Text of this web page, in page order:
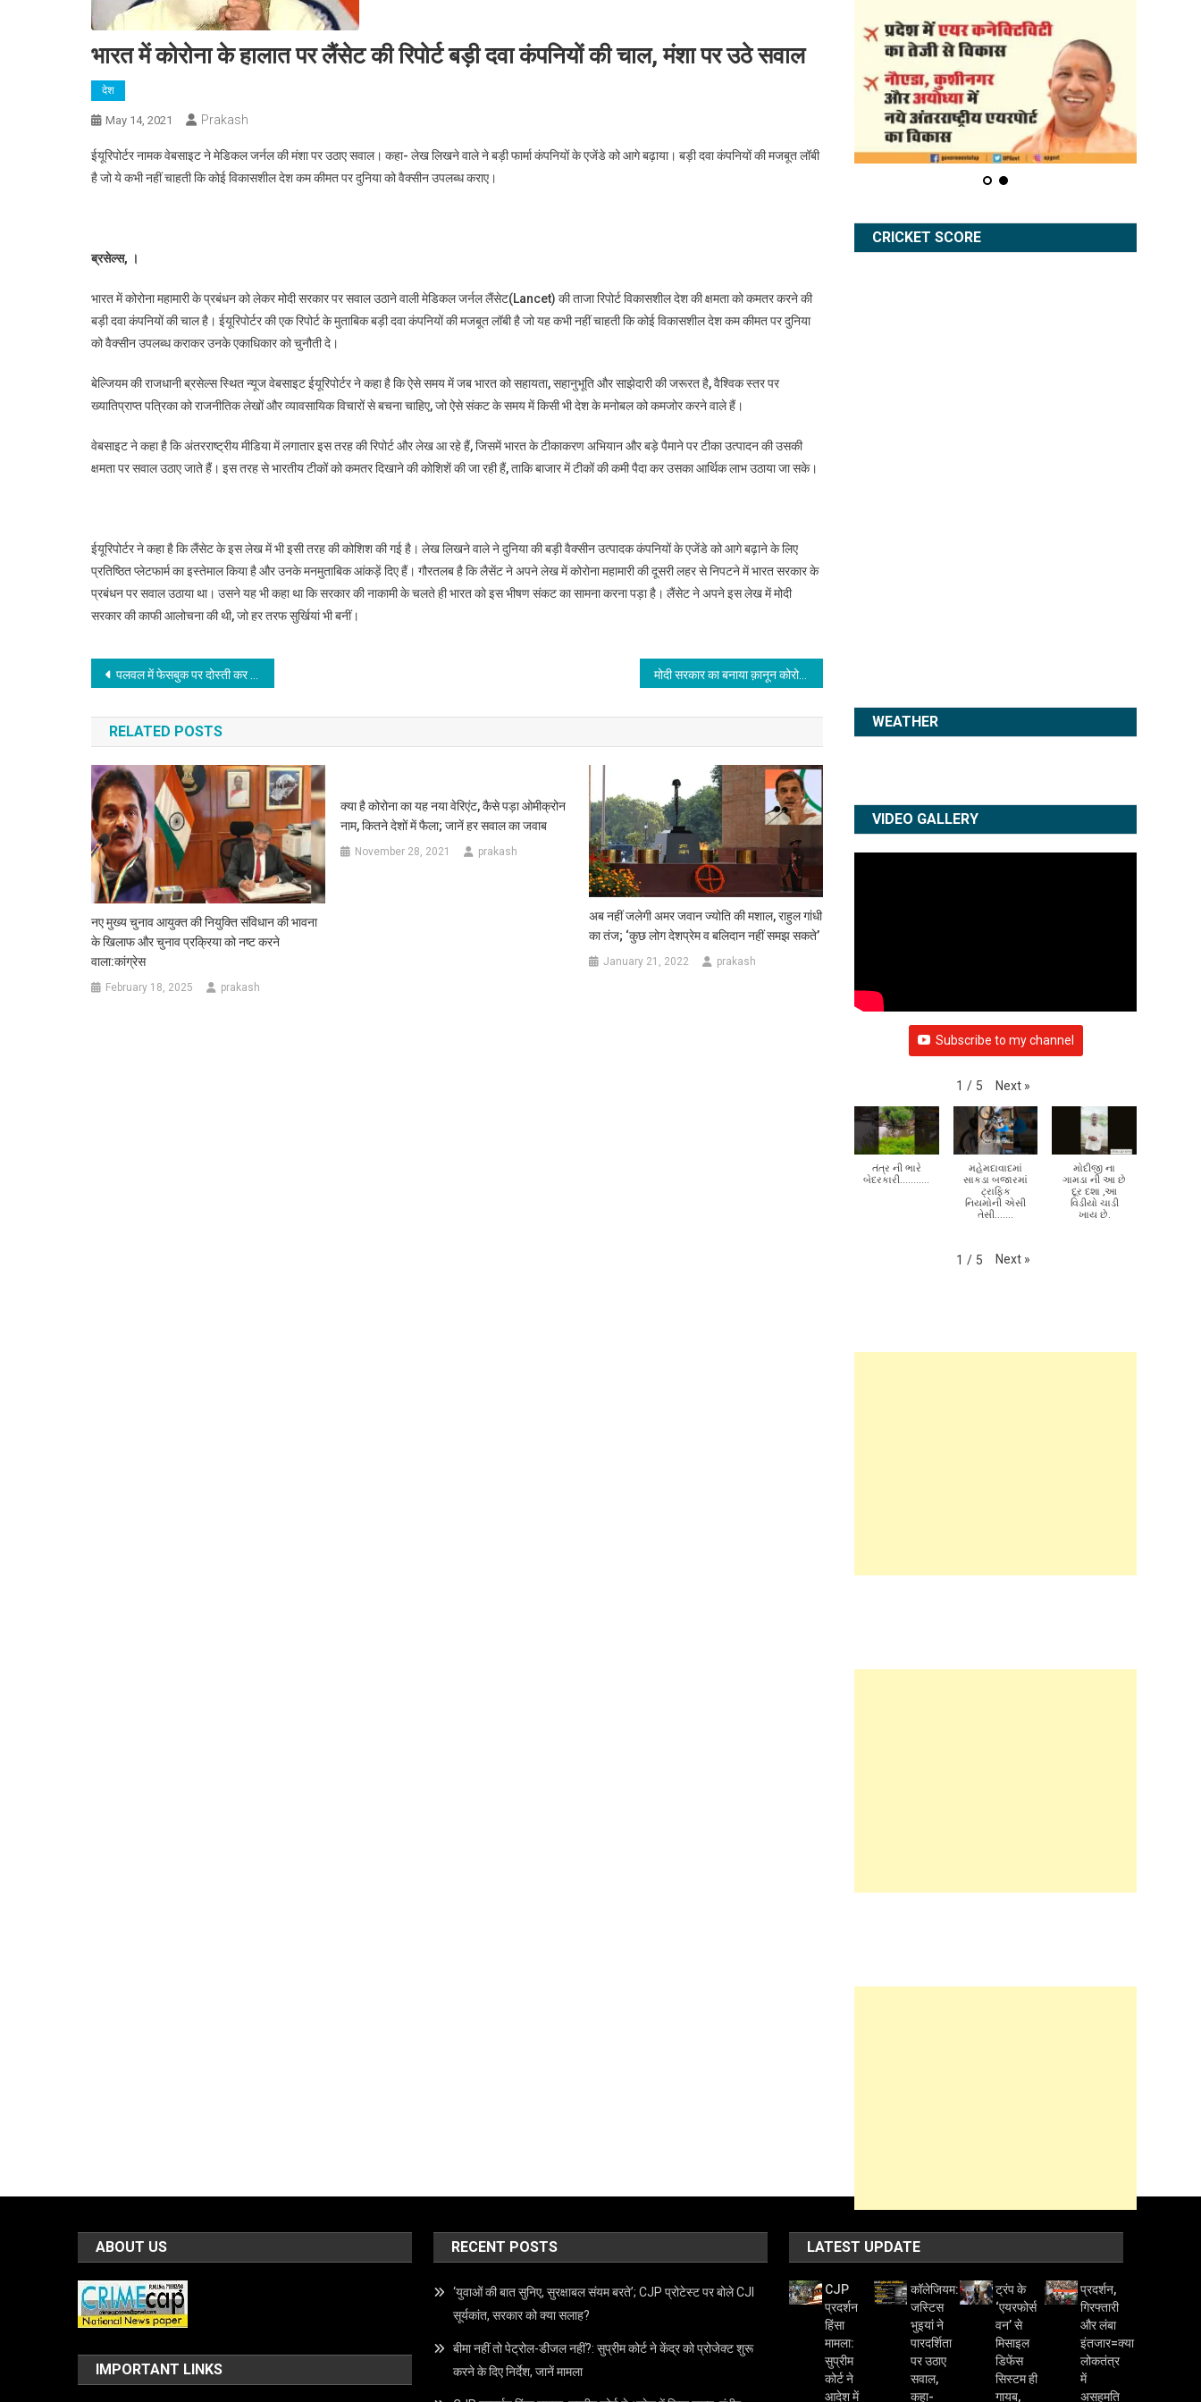
भारत में कोरोना के हालात पर लैंसेट की रिपोर्ट बड़ी दवा कंपनियों की चाल, मंशा पर उठे सवाल
देश
May 14, 2021 Prakash
ईयूरिपोर्टर नामक वेबसाइट ने मेडिकल जर्नल की मंशा पर उठाए सवाल। कहा- लेख लिखने वाले ने बड़ी फार्मा कंपनियों के एजेंडे को आगे बढ़ाया। बड़ी दवा कंपनियों की मजबूत लॉबी
है जो ये कभी नहीं चाहती कि कोई विकासशील देश कम कीमत पर दुनिया को वैक्सीन उपलब्ध कराए।
ब्रसेल्स, ।
भारत में कोरोना महामारी के प्रबंधन को लेकर मोदी सरकार पर सवाल उठाने वाली मेडिकल जर्नल लैंसेट(Lancet) की ताजा रिपोर्ट विकासशील देश की क्षमता को कमतर करने की
बड़ी दवा कंपनियों की चाल है। ईयूरिपोर्टर की एक रिपोर्ट के मुताबिक बड़ी दवा कंपनियों की मजबूत लॉबी है जो यह कभी नहीं चाहती कि कोई विकासशील देश कम कीमत पर दुनिया
को वैक्सीन उपलब्ध कराकर उनके एकाधिकार को चुनौती दे।
बेल्जियम की राजधानी ब्रसेल्स स्थित न्यूज वेबसाइट ईयूरिपोर्टर ने कहा है कि ऐसे समय में जब भारत को सहायता, सहानुभूति और साझेदारी की जरूरत है, वैश्विक स्तर पर
ख्यातिप्राप्त पत्रिका को राजनीतिक लेखों और व्यावसायिक विचारों से बचना चाहिए, जो ऐसे संकट के समय में किसी भी देश के मनोबल को कमजोर करने वाले हैं।
वेबसाइट ने कहा है कि अंतरराष्ट्रीय मीडिया में लगातार इस तरह की रिपोर्ट और लेख आ रहे हैं, जिसमें भारत के टीकाकरण अभियान और बड़े पैमाने पर टीका उत्पादन की उसकी
क्षमता पर सवाल उठाए जाते हैं। इस तरह से भारतीय टीकों को कमतर दिखाने की कोशिशें की जा रही हैं, ताकि बाजार में टीकों की कमी पैदा कर उसका आर्थिक लाभ उठाया जा सके।
ईयूरिपोर्टर ने कहा है कि लैंसेट के इस लेख में भी इसी तरह की कोशिश की गई है। लेख लिखने वाले ने दुनिया की बड़ी वैक्सीन उत्पादक कंपनियों के एजेंडे को आगे बढ़ाने के लिए
प्रतिष्ठित प्लेटफार्म का इस्तेमाल किया है और उनके मनमुताबिक आंकड़ें दिए हैं। गौरतलब है कि लैसेंट ने अपने लेख में कोरोना महामारी की दूसरी लहर से निपटने में भारत सरकार के
प्रबंधन पर सवाल उठाया था। उसने यह भी कहा था कि सरकार की नाकामी के चलते ही भारत को इस भीषण संकट का सामना करना पड़ा है। लैंसेट ने अपने इस लेख में मोदी
सरकार की काफी आलोचना की थी, जो हर तरफ सुर्खियां भी बनीं।
Post
navigation
पलवल में फेसबुक पर दोस्ती कर युवती को मिलने बुलाया, जंगल में ले जाकर 25 लोगों ने किया गैंगरेप मोदी सरकार का बनाया क़ानून कोरोना त्रासदी में बना रोड़ा
RELATED POSTS
नए मुख्य चुनाव आयुक्त की नियुक्ति संविधान की भावना
के खिलाफ और चुनाव प्रक्रिया को नष्ट करने
वाला:कांग्रेस
February 18, 2025 prakash
क्या है कोरोना का यह नया वेरिएंट, कैसे पड़ा ओमीक्रोन
नाम, कितने देशों में फैला; जानें हर सवाल का जवाब
November 28, 2021 prakash
अब नहीं जलेगी अमर जवान ज्योति की मशाल, राहुल गांधी
का तंज; ‘कुछ लोग देशप्रेम व बलिदान नहीं समझ सकते’
January 21, 2022 prakash
CRICKET SCORE
WEATHER
VIDEO GALLERY
Subscribe to my channel
1 / 5 Next »
તંત્ર ની ભારે
બેદરકારી...........
મહેમદાવાદમાં
સાકડા બજારમાં
ટ્રાફિક
નિયમોની એસી
તેસી.......
મોદીજી ના
ગામડા ની આ છે
દૂર દશા ,આ
વિડીયો ચાડી
ખાય છે.
1 / 5 Next »
ABOUT US
IMPORTANT LINKS
RECENT POSTS
‘युवाओं की बात सुनिए, सुरक्षाबल संयम बरते’; CJP प्रोटेस्ट पर बोले CJI
सूर्यकांत, सरकार को क्या सलाह?
बीमा नहीं तो पेट्रोल-डीजल नहीं?: सुप्रीम कोर्ट ने केंद्र को प्रोजेक्ट शुरू
करने के दिए निर्देश, जानें मामला
LATEST UPDATE
CJP
प्रदर्शन
हिंसा
मामला:
सुप्रीम
कोर्ट ने
आदेश में
कॉलेजियम:
जस्टिस
भुइयां ने
पारदर्शिता
पर उठाए
सवाल,
कहा-
ट्रंप के
‘एयरफोर्स
वन’ से
मिसाइल
डिफेंस
सिस्टम ही
गायब,
प्रदर्शन,
गिरफ्तारी
और लंबा
इंतजार=क्या
लोकतंत्र
में
असहमति